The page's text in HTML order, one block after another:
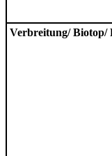
Verbreitung/ Biotop/